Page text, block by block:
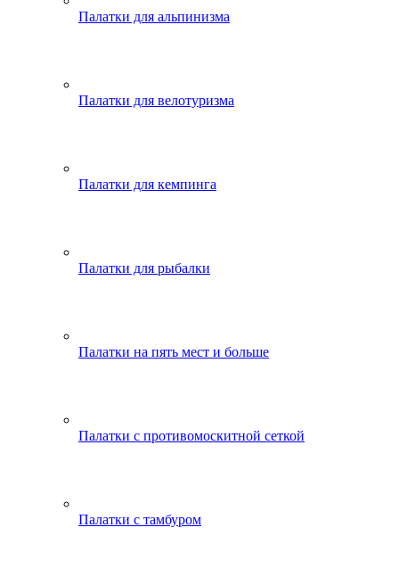
Палатки для альпинизма
Палатки для велотуризма
Палатки для кемпинга
Палатки для рыбалки
Палатки на пять мест и больше
Палатки с противомоскитной сеткой
Палатки с тамбуром